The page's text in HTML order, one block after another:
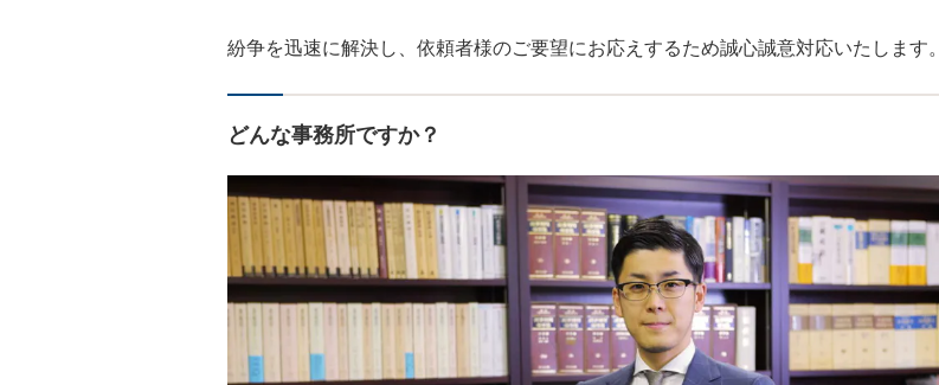
紛争を迅速に解決し、依頼者様のご要望にお応えするため誠心誠意対応いたします。
どんな事務所ですか？